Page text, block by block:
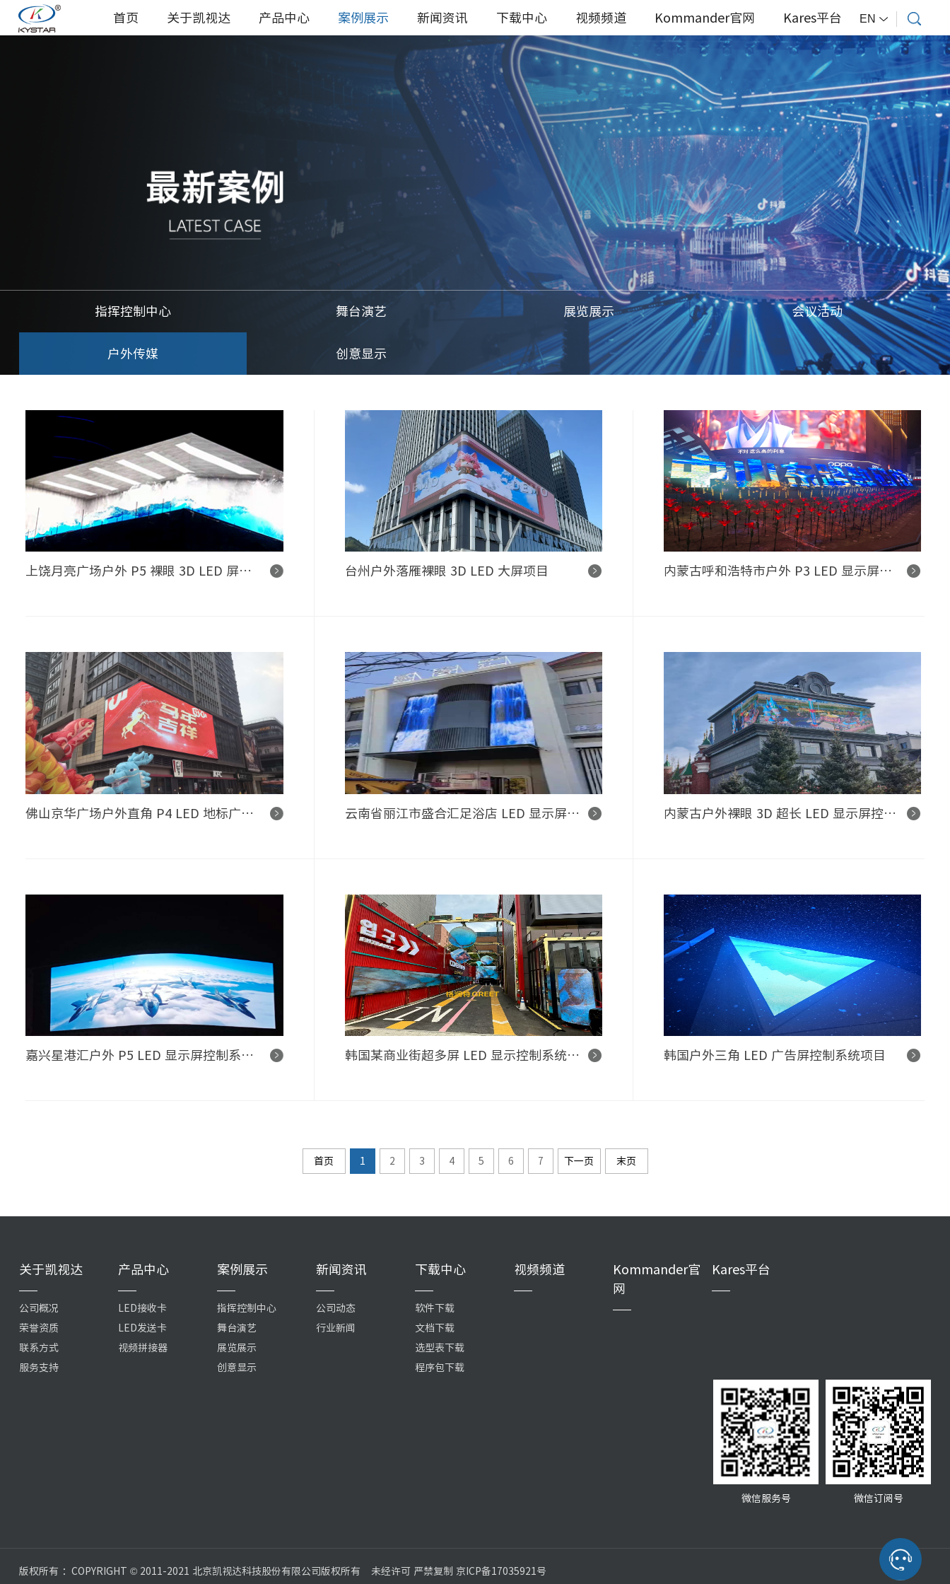
EN
首页 关于凯视达 产品中心 案例展示 新闻资讯 下载中心 视频频道 Kommander官网 Kares平台
指挥控制中心 舞台演艺 展览展示 会议活动
户外传媒 创意显示
上饶月亮广场户外 P5 裸眼 3D LED 屏控制系统项目 台州户外落雁裸眼 3D LED 大屏项目 内蒙古呼和浩特市户外 P3 LED 显示屏控制系统项目
佛山京华广场户外直角 P4 LED 地标广告屏控制系统项目 云南省丽江市盛合汇足浴店 LED 显示屏控制系统项目 内蒙古户外裸眼 3D 超长 LED 显示屏控制系统项目
嘉兴星港汇户外 P5 LED 显示屏控制系统项目 韩国某商业街超多屏 LED 显示控制系统项目 韩国户外三角 LED 广告屏控制系统项目
首页 1 2 3 4 5 6 7 下一页 末页
关于凯视达
公司概况
荣誉资质
联系方式
服务支持
产品中心
LED接收卡
LED发送卡
视频拼接器
案例展示
指挥控制中心
舞台演艺
展览展示
创意显示
新闻资讯
公司动态
行业新闻
下载中心
软件下载
文档下载
选型表下载
程序包下载
视频频道
Kommander官
网
Kares平台
微信服务号 微信订阅号
版权所有 ：COPYRIGHT © 2011-2021 北京凯视达科技股份有限公司版权所有 未经许可 严禁复制 京ICP备17035921号